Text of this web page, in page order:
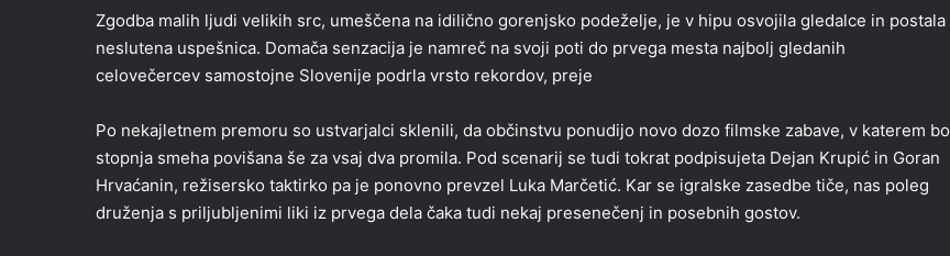
Zgodba malih ljudi velikih src, umeščena na idilično gorenjsko podeželje, je v hipu osvojila gledalce in postala
neslutena uspešnica. Domača senzacija je namreč na svoji poti do prvega mesta najbolj gledanih
celovečercev samostojne Slovenije podrla vrsto rekordov, preje
Po nekajletnem premoru so ustvarjalci sklenili, da občinstvu ponudijo novo dozo filmske zabave, v katerem bo
stopnja smeha povišana še za vsaj dva promila. Pod scenarij se tudi tokrat podpisujeta Dejan Krupić in Goran
Hrvaćanin, režisersko taktirko pa je ponovno prevzel Luka Marčetić. Kar se igralske zasedbe tiče, nas poleg
druženja s priljubljenimi liki iz prvega dela čaka tudi nekaj presenečenj in posebnih gostov.